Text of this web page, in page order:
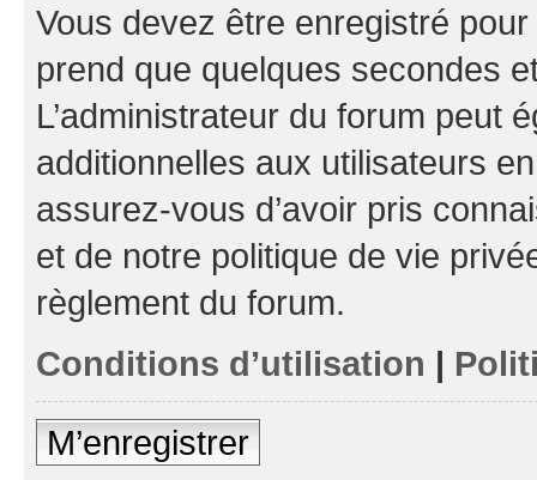
Vous devez être enregistré
prend que quelques secondes
L’administrateur du forum peut
additionnelles aux utilisateurs
assurez-vous d’avoir pris
et de notre politique de vie
règlement du forum.
Conditions d’utilisation |
M’enregistrer